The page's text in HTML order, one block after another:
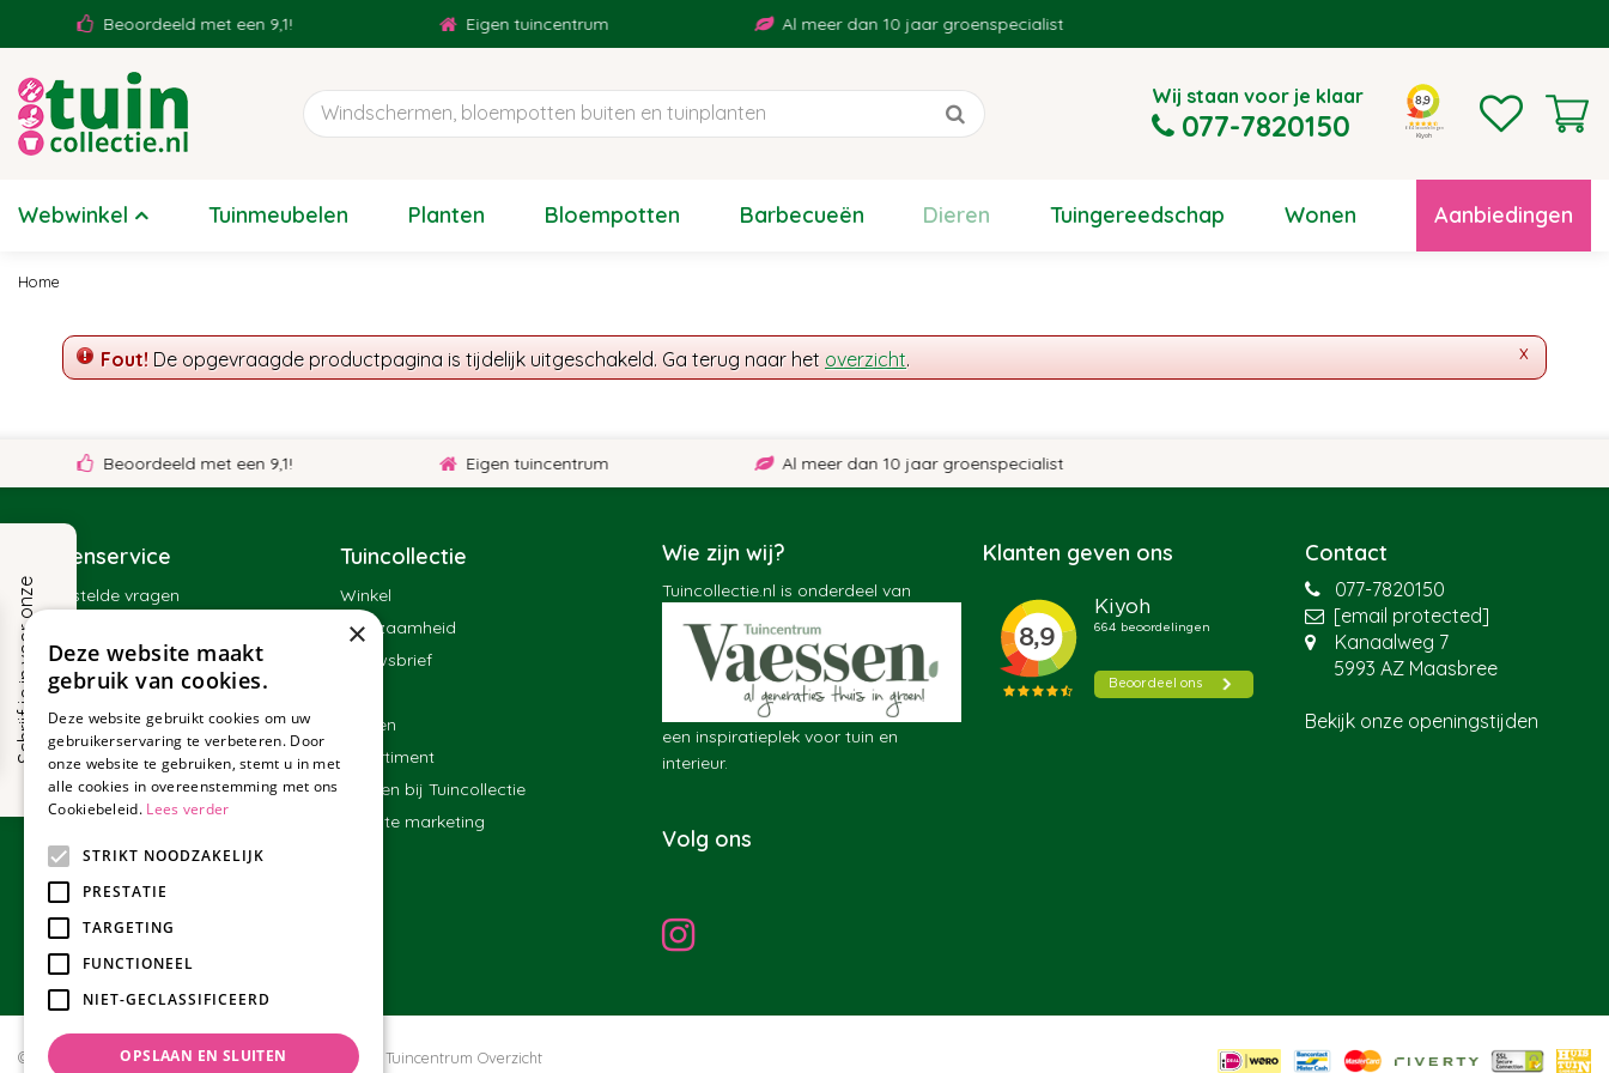
Home
Beoordeeld met een 9,1! Eigen tuincentrum Al meer dan 10 jaar groenspecialist
Wij staan voor je klaar
077-7820150
Webwinkel Tuinmeubelen Planten Bloempotten Barbecueën Dieren Tuingereedschap Wonen Aanbiedingen
x
Fout! De opgevraagde productpagina is tijdelijk uitgeschakeld. Ga terug naar het overzicht.
Beoordeeld met een 9,1! Eigen tuincentrum Al meer dan 10 jaar groenspecialist
Klantenservice
Veelgestelde vragen
Contact
Bestellen
Bezorgen en afhalen
Betalen
Ruilen en retourneren
Algemene voorwaarden
Tuincollectie
Winkel
Duurzaamheid
Nieuwsbrief
Merken
Assortiment
Werken bij Tuincollectie
Affiliate marketing
Wie zijn wij?
Tuincollectie.nl is onderdeel van
een inspiratieplek voor tuin en
interieur.
Volg ons
Klanten geven ons Contact
077-7820150
[email protected]
Kanaalweg 7
5993 AZ Maasbree
Bekijk onze openingstijden
© Tuincollectie.nl Green Solutions Privacy policy Tuincentrum Overzicht
S
c
h
r
i
j
f
j
e
i
n
v
o
o
r
o
n
z
e
n
i
e
u
w
s
b
r
i
e
f! ×
Deze website maakt
gebruik van cookies.
Deze website gebruikt cookies om uw
gebruikerservaring te verbeteren. Door
onze website te gebruiken, stemt u in met
alle cookies in overeenstemming met ons
Cookiebeleid. Lees verder
STRIKT NOODZAKELIJK
PRESTATIE
TARGETING
FUNCTIONEEL
NIET-GECLASSIFICEERD
OPSLAAN EN SLUITEN